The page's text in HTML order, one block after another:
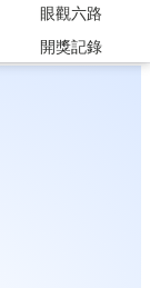
眼觀六路
開獎記錄